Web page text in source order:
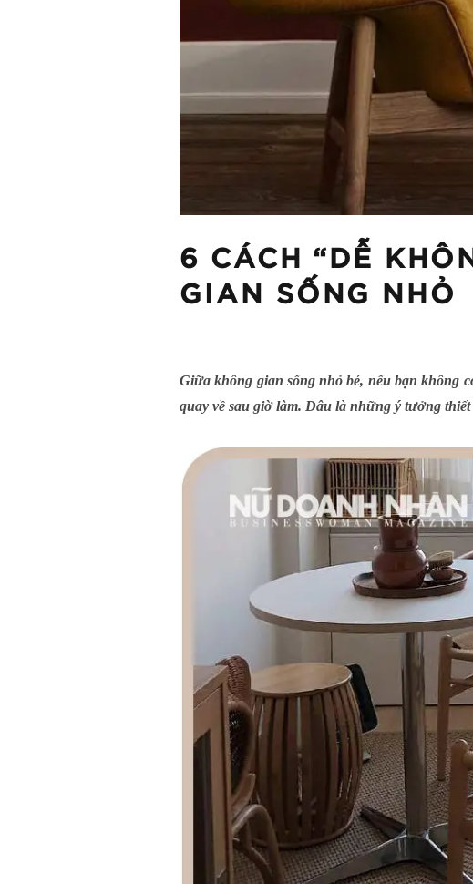
6 CÁCH “DỄ
GIAN SỐNG NHỎ
Giữa không gian sống nhỏ bé, nếu bạn không
quay về sau giờ làm. Đâu là những ý tưởng